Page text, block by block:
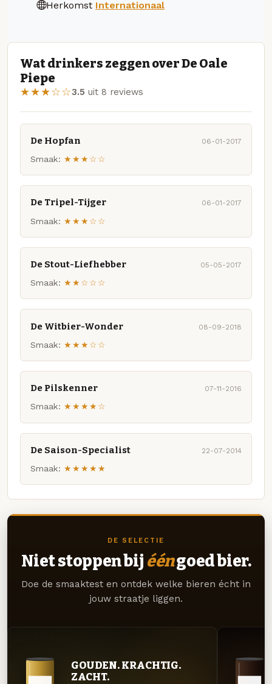
Herkomst Internationaal
Wat drinkers zeggen over De Oale
Piepe
★★★☆☆3.5 uit 8 reviews
De Hopfan 06-01-2017
Smaak: ★★★☆☆
De Tripel-Tijger 06-01-2017
Smaak: ★★★☆☆
De Stout-Liefhebber 05-05-2017
Smaak: ★★☆☆☆
De Witbier-Wonder 08-09-2018
Smaak: ★★★☆☆
De Pilskenner 07-11-2016
Smaak: ★★★★☆
De Saison-Specialist 22-07-2014
Smaak: ★★★★★
DE SELECTIE
Niet stoppen bij ééngoed bier.
Doe de smaaktest en ontdek welke bieren écht in
jouw straatje liggen.
GOUDEN. KRACHTIG.
ZACHT.